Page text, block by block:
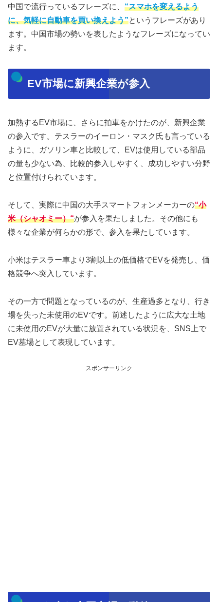
中国で流行っているフレーズに、 “スマホを変えるよう
に、気軽に自動車を買い換えよう”というフレーズがあり
ます。中国市場の勢いを表したようなフレーズになってい
ます。
EV市場に新興企業が参入
加熱するEV市場に、さらに拍車をかけたのが、新興企業
の参入です。テスラーのイーロン・マスク氏も言っている
ように、ガソリン車と比較して、EVは使用している部品
の量も少ない為、比較的参入しやすく、成功しやすい分野
と位置付けられています。
そして、実際に中国の大手スマートフォンメーカーの“小
米（シャオミー）“が参入を果たしました。その他にも
様々な企業が何らかの形で、参入を果たしています。
小米はテスラー車より3割以上の低価格でEVを発売し、価
格競争へ突入しています。
その一方で問題となっているのが、生産過多となり、行き
場を失った未使用のEVです。前述したように広大な土地
に未使用のEVが大量に放置されている状況を、SNS上で
EV墓場として表現しています。
スポンサーリンク